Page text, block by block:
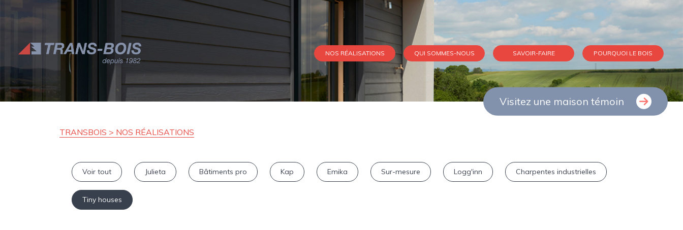
NOS RÉALISATIONS QUI SOMMES-NOUS SAVOIR-FAIRE POURQUOI LE BOIS
Visitez une maison témoin
TRANSBOIS > NOS RÉALISATIONS
Voir tout Julieta Bâtiments pro Kap Emika Sur-mesure Logg'inn Charpentes industrielles
Tiny houses